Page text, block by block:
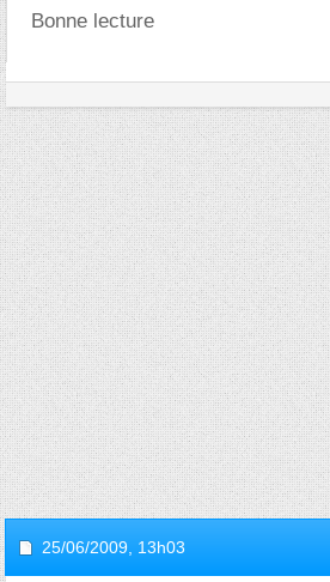
Bonne lecture
25/06/2009, 13h03